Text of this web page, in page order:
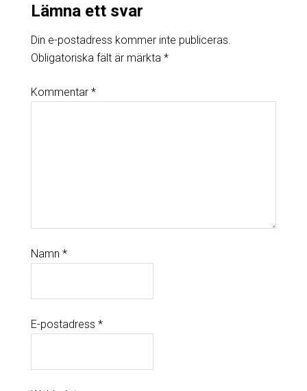
Lämna ett svar
Din e-postadress kommer inte publiceras.
Obligatoriska fält är märkta *
Kommentar *
Namn *
E-postadress *